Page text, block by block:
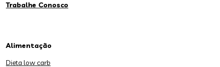
Trabalhe Conosco
Alimentação
Dieta low carb